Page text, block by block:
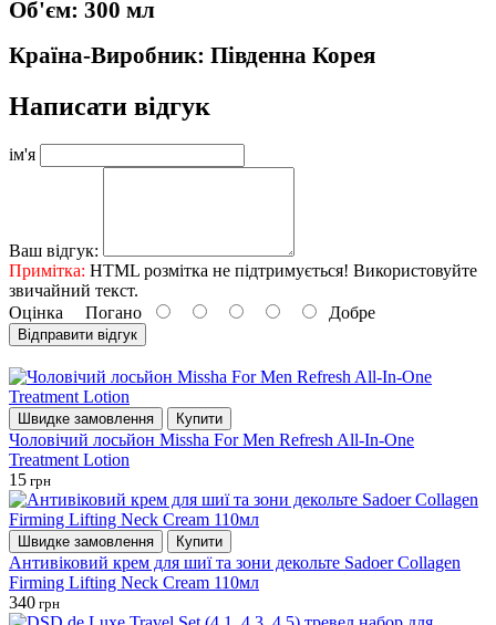
Об'єм: 300 мл
Країна-Виробник: Південна Корея
Написати відгук
ім'я
Ваш відгук:
Примітка: HTML розмітка не підтримується! Використовуйте
звичайний текст.
Оцінка Погано Добре
Відправити відгук
Швидке замовлення Купити
Чоловічий лосьйон Missha For Men Refresh All-In-One
Treatment Lotion
15 грн
Швидке замовлення Купити
Антивіковий крем для шиї та зони декольте Sadoer Collagen
Firming Lifting Neck Cream 110мл
340 грн